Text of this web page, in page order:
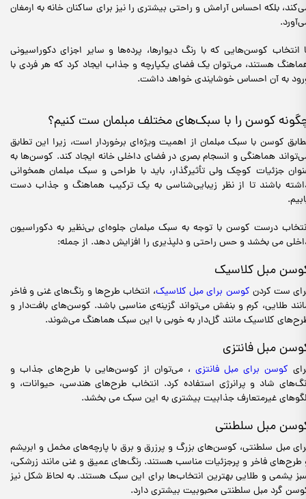
بلکه احساس آرامش و راحتی بیشتری را نیز برای ساکنان خانه به ارمغان
انتخاب کوسن‌هایی که با رنگ دیوارها، پرده‌ها و سایر اجزای دکوراسیونی
هستند، می‌توان یک فضای یکپارچه و جذاب ایجاد کرد که هر فردی با
به آن احساس خوشایندی خواهد داشت.
کوسن را با سبک‌های مختلف مبلمان ست کنیم؟
کوسن با سبک مبلمان از اهمیت ویژه‌ای برخوردار است، زیرا این تطابق
هماهنگی و انسجام بصری در فضای داخلی خانه ایجاد کند. کوسن‌ها به
جزئیات کوچک ولی تأثیرگذار، باید با طراحی و سبک مبلمان همخوانی
باشند تا از نظر زیبایی‌شناسی به یک ترکیب هماهنگ و جذاب دست
درست کوسن با توجه به سبک مبلمان جلوه‌ای بی‌نظیر به دکوراسیون
می بخشد و حس راحتی و دلپذیری را افزایش دهد. از جمله:
مبل کلاسیک
ست کردن کوسن برای مبل کلاسیک، انتخاب طرح‌ها و رنگ‌های غنی و فاخر
طلایی، کرم و بنفش می‌تواند گزینه‌ی مناسبی باشد. کوسن‌های بافت‌دار و
کلاسیک مانند گل‌دار به خوبی با این سبک هماهنگ می‌شوند.
مبل فانتزی
کوسن برای مبل فانتزی ، می‌توان از کوسن‌هایی با طرح‌های جذاب و
شاد و پرانرژی استفاده کرد. انتخاب طرح‌های هندسی، حیوانات، و
غیرمتعارف جذابیت بیشتری به این سبک می بخشد.
مبل سلطنتی
مبل سلطنتی، کوسن‌های بزرگ و پرزرق و برق با پارچه‌های مخمل و ابریشم
طرح‌های فاخر و پرجزئیات مناسب هستند. رنگ‌های عمیق و غنی مانند زرشکی،
یشمی و طلایی بهترین انتخاب‌ها برای این سبک هستند. به لحاظ شکل نیز
گرد مبل سلطنتی محبوبیت بیشتری دارد.